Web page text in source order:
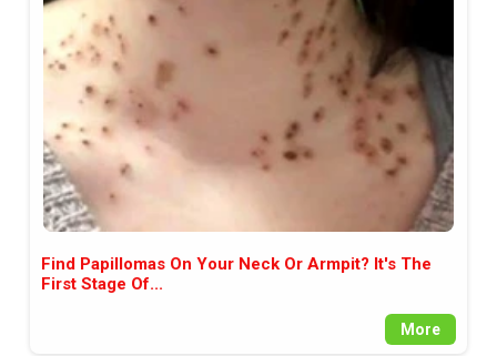
аудитория, затова държим на
прозрачност и коректност от
наша страна. Поднасяме ви
новините такива, каквито са. В
пълния си потенциал.
Find Papillomas On Your Neck Or Armpit? It's The
First Stage Of...
More